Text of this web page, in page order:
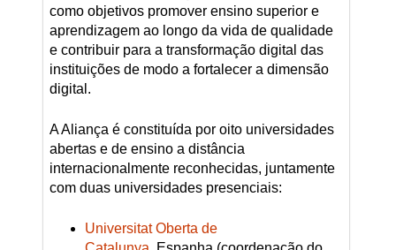
como objetivos promover ensino superior e
aprendizagem ao longo da vida de qualidade
e contribuir para a transformação digital das
instituições de modo a fortalecer a dimensão
digital.
A Aliança é constituída por oito universidades
abertas e de ensino a distância
internacionalmente reconhecidas, juntamente
com duas universidades presenciais:
Universitat Oberta de